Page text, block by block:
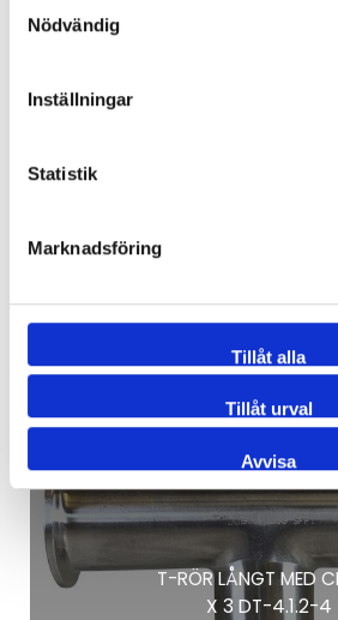
Nödvändig
Inställningar
Statistik
Marknadsföring
Tillåt alla
Tillåt urval
Avvisa
T-RÖR LÅNGT MED
X 3 DT-4.1.2-4